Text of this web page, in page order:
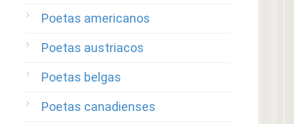
Poetas americanos
Poetas austriacos
Poetas belgas
Poetas canadienses